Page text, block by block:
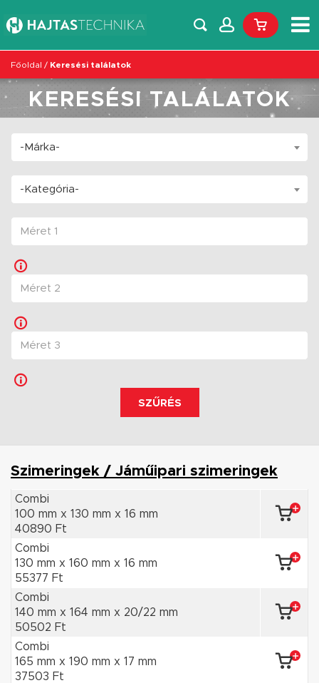
Főoldal / Keresési találatok
KERESÉSI TALÁLATOK
-Márka-
-Kategória-
SZŰRÉS
Szimeringek / Jáműipari szimeringek
Combi
100 mm x 130 mm x 16 mm
40890 Ft
Combi
130 mm x 160 mm x 16 mm
55377 Ft
Combi
140 mm x 164 mm x 20/22 mm
50502 Ft
Combi
165 mm x 190 mm x 17 mm
37503 Ft